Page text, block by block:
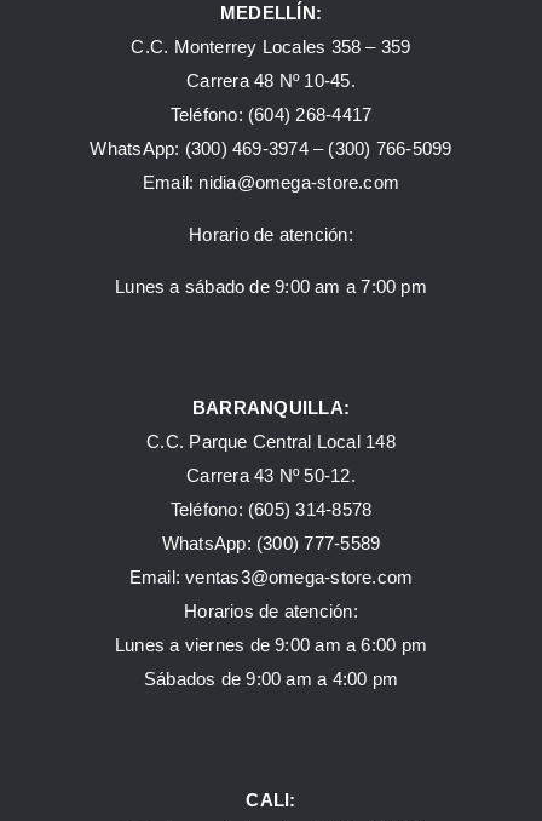
MEDELLÍN:
C.C. Monterrey Locales 358 – 359
Carrera 48 Nº 10-45.
Teléfono: (604) 268-4417
WhatsApp: (300) 469-3974 – (300) 766-5099
Email: nidia@omega-store.com
Horario de atención:
Lunes a sábado de 9:00 am a 7:00 pm
BARRANQUILLA:
C.C. Parque Central Local 148
Carrera 43 Nº 50-12.
Teléfono: (605) 314-8578
WhatsApp: (300) 777-5589
Email: ventas3@omega-store.com
Horarios de atención:
Lunes a viernes de 9:00 am a 6:00 pm
Sábados de 9:00 am a 4:00 pm
CALI: